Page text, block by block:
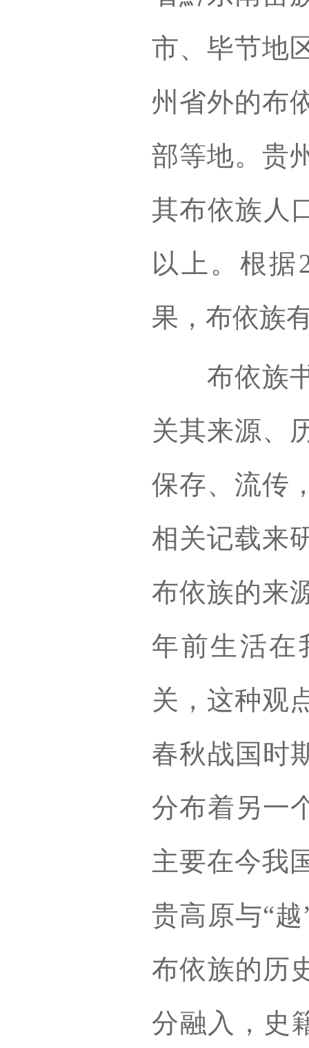
市、毕节地
州省外的布
部等地。贵
其布依族人
以上。根据
果，布依族
布依族书
关其来源、
保存、流传
相关记载来
布依族的来
年前生活在
关，这种观
春秋战国时
分布着另一
主要在今我
贵高原与“
布依族的历
分融入，史